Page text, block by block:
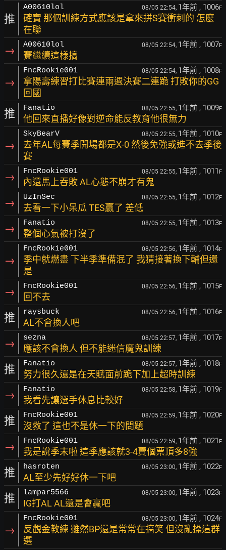
推
A00610lol 08/05 22:54, 1年前 , 1006F
確實 那個訓練方式應該是拿來拼S賽衝刺的 怎麼
在聯
→ A00610lol 08/05 22:54, 1年前 , 1007F
賽繼續這樣搞
→
FncRookie001 08/05 22:54, 1年前 , 1008F
拿陽壽練習打比賽連兩週決賽二連跪 打敗你的GG
回國
推 Fanatio 08/05 22:55, 1年前 , 1009F
他回來直播好像對逆命能反教育他很無力
→
SkyBearV 08/05 22:55, 1年前 , 1010F
去年AL每賽季開場都是X-0 然後免強或進不去季後
賽
→ FncRookie001 08/05 22:55, 1年前 , 1011 F
內還馬上吞敗 AL心態不崩才有鬼
→ UzInSec 08/05 22:55, 1年前 , 1012F
去看一下小呆瓜 TES贏了 差低
→ Fanatio 08/05 22:55, 1年前 , 1013F
整個心氣被打沒了
→
FncRookie001 08/05 22:56, 1年前 , 1014F
季中就燃盡 下半季準備泯了 我猜接著換下輔但還
是
→ FncRookie001 08/05 22:56, 1年前 , 1015F
回不去
推 raysbuck 08/05 22:56, 1年前 , 1016F
AL不會換人吧
→ sezna 08/05 22:57, 1年前 , 1017F
應該不會換人 但不能迷信魔鬼訓練
推 Fanatio 08/05 22:57, 1年前 , 1018F
努力很久還是在天賦面前跪下加上超時訓練
→ Fanatio 08/05 22:58, 1年前 , 1019F
我看先讓選手休息比較好
推 FncRookie001 08/05 22:59, 1年前 , 1020F
沒救了 這也不是休一下的問題
→ FncRookie001 08/05 22:59, 1年前 , 1021 F
我是說季末啦 這季應該就3-4賣個票頂多8強
推 hasroten 08/05 23:00, 1年前 , 1022F
AL至少先好好休一下吧
推 lampar5566 08/05 23:00, 1年前 , 1023F
IG打AL AL還是會贏吧
→
FncRookie001 08/05 23:00, 1年前 , 1024F
反觀金教練 雖然BP還是常常在搞笑 但沒亂操這群
選